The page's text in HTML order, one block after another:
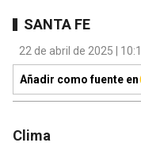
SANTA FE
22 de abril de 2025 |
Añadir como fuente en
Clima